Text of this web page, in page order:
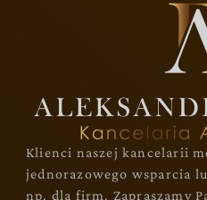
Klienci naszej kancelarii
jednorazowego wsparcia
np. dla firm. Zapraszamy